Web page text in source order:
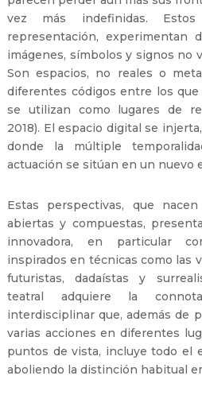
vez más indefinidas.
representación, experimentan
imágenes, símbolos y signos no
Son espacios, no reales o
diferentes códigos entre los
se utilizan como lugares de
2018). El espacio digital se
donde la múltiple
actuación se sitúan en un nuevo
Estas perspectivas, que
abiertas y compuestas,
innovadora, en particular
inspirados en técnicas como las
futuristas, dadaístas y
teatral adquiere la
interdisciplinar que, además de
varias acciones en diferentes
puntos de vista, incluye todo el
aboliendo la distinción habitual